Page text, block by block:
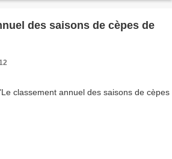
des saisons de cèpes de